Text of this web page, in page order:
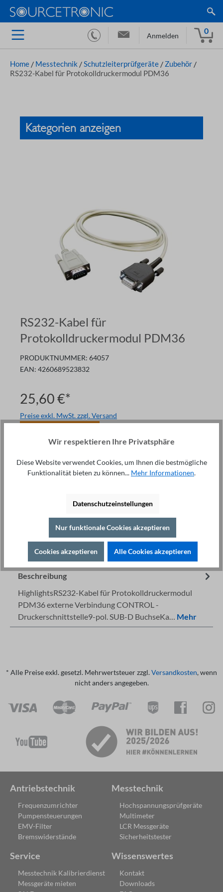
Anmelden
0
Home / Messtechnik /Schutzleiterprüfgeräte / Zubehör /
RS232-Kabel für Protokolldruckermodul PDM36
Kategorien anzeigen
RS232-Kabel für
Protokolldruckermodul PDM36
PRODUKTNUMMER: 64057
EAN: 4260689523832
25,60 €*
Preise exkl. MwSt. zzgl. Versand
In den Warenkorb
Details
Fachberatung unter
+49 421 277 9999
Drucken
Beschreibung
HighlightsRS232-Kabel für Protokolldruckermodul
PDM36 externe Verbindung CONTROL -
Druckerschnittstelle9-pol. SUB-D BuchseKa… Mehr
* Alle Preise exkl. gesetzl. Mehrwertsteuer zzgl. Versandkosten, wenn
nicht anders angegeben.
Antriebstechnik
Frequenzumrichter
Pumpensteuerungen
EMV-Filter
Bremswiderstände
Messtechnik
Hochspannungsprüfgeräte
Multimeter
LCR Messgeräte
Sicherheitstester
Service
Messtechnik Kalibrierdienst
Messgeräte mieten
Wissenswertes
Kontakt
Downloads
Wir respektieren Ihre Privatsphäre
Diese Website verwendet Cookies, um Ihnen die bestmögliche
Funktionalität bieten zu können... Mehr Informationen.
Datenschutzeinstellungen
Nur funktionale Cookies akzeptieren
Cookies akzeptieren Alle Cookies akzeptieren